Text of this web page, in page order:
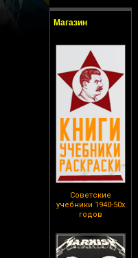
Магазин
Советские
учебники 1940-50х
годов